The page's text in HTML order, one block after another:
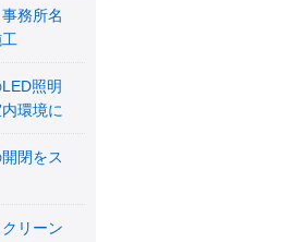
務所名
照明
環境に
閉をス
リーン